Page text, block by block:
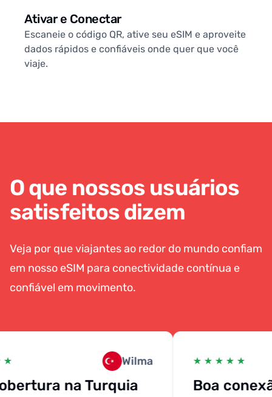
Ativar e Conectar
Escaneie o código QR, ative seu eSIM e aproveite
dados rápidos e confiáveis onde quer que você
viaje.
O que nossos usuários
satisfeitos dizem
Veja por que viajantes ao redor do mundo confiam
em nosso eSIM para conectividade contínua e
confiável em movimento.
Wilma
na Turquia
★ ★ ★ ★ ★
Boa